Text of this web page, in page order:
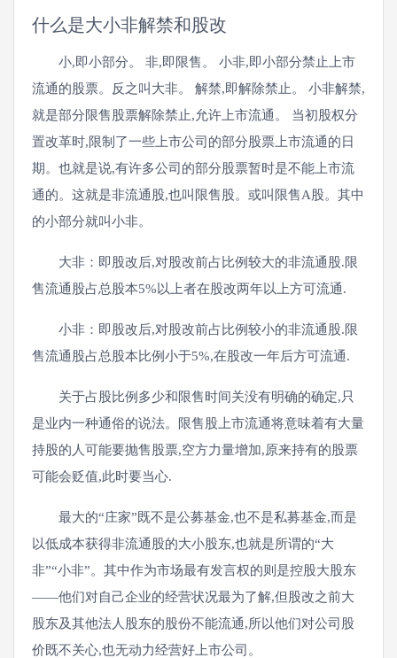
什么是大小非解禁和股改
小,即小部分。 非,即限售。 小非,即小部分禁止上市
流通的股票。反之叫大非。 解禁,即解除禁止。 小非解禁,
就是部分限售股票解除禁止,允许上市流通。 当初股权分
置改革时,限制了一些上市公司的部分股票上市流通的日
期。也就是说,有许多公司的部分股票暂时是不能上市流
通的。这就是非流通股,也叫限售股。或叫限售A股。其中
的小部分就叫小非。
大非：即股改后,对股改前占比例较大的非流通股.限
售流通股占总股本5%以上者在股改两年以上方可流通.
小非：即股改后,对股改前占比例较小的非流通股.限
售流通股占总股本比例小于5%,在股改一年后方可流通.
关于占股比例多少和限售时间关没有明确的确定,只
是业内一种通俗的说法。限售股上市流通将意味着有大量
持股的人可能要抛售股票,空方力量增加,原来持有的股票
可能会贬值,此时要当心.
最大的“庄家”既不是公募基金,也不是私募基金,而是
以低成本获得非流通股的大小股东,也就是所谓的“大
非”“小非”。其中作为市场最有发言权的则是控股大股东
――他们对自己企业的经营状况最为了解,但股改之前大
股东及其他法人股东的股份不能流通,所以他们对公司股
价既不关心,也无动力经营好上市公司。